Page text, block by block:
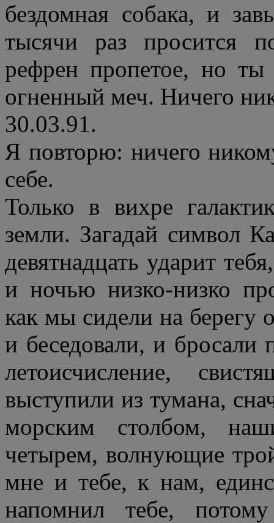
бездомная собака, и
тысячи раз просится
рефрен пропетое, но
огненный меч. Ничего
30.03.91.
Я повторю: ничего
себе.
Только в вихре
земли. Загадай символ
девятнадцать ударит
и ночью низко-низко
как мы сидели на берегу
и беседовали, и
летоисчисление,
выступили из тумана,
морским столбом,
четырем, волнующие
мне и тебе, к нам,
напомнил тебе,